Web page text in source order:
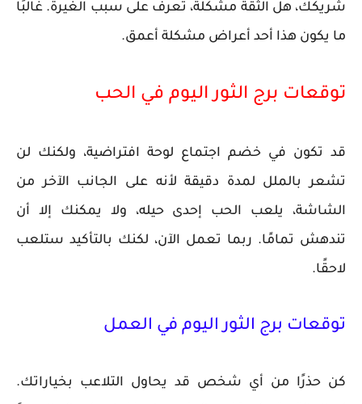
شريكك، هل الثقة مشكلة، تعرف على سبب الغيرة. غالبًا
ما يكون هذا أحد أعراض مشكلة أعمق.
توقعات برج الثور اليوم في الحب
قد تكون في خضم اجتماع لوحة افتراضية، ولكنك لن
تشعر بالملل لمدة دقيقة لأنه على الجانب الآخر من
الشاشة، يلعب الحب إحدى حيله، ولا يمكنك إلا أن
تندهش تمامًا. ربما تعمل الآن، لكنك بالتأكيد ستلعب
لاحقًا.
توقعات برج الثور اليوم في العمل
كن حذرًا من أي شخص قد يحاول التلاعب بخياراتك.